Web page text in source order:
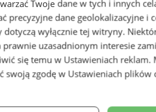
Twoje dane w tych i innych
precyzyjne dane geolokalizacyjne i
dotyczą wyłącznie tej witryny.
prawnie uzasadnionym interesie
się temu w Ustawieniach reklam.
swoją zgodę w Ustawieniach plików